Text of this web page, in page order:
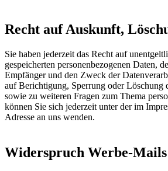
Recht auf Auskunft,
Sie haben jederzeit das Recht auf
gespeicherten personenbezogenen Daten,
Empfänger und den Zweck der
auf Berichtigung, Sperrung oder Löschung
sowie zu weiteren Fragen zum Thema
können Sie sich jederzeit unter der im
Adresse an uns wenden.
Widerspruch Werbe-Mails